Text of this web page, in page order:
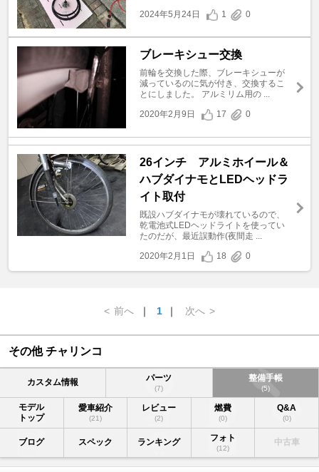
2024年5月24日
1 0
ブレーキシュー交換
前輪を交換した際、ブレーキシューが
減っているのに気が付き、交換するこ
とにしました。 アルミリム用の ...
2020年2月9日
17 0
26インチ アルミホイール＆
ハブダイナモとLEDヘッドラ
イト取付
既設ハブダイナモが壊れているので、
乾電池式LEDヘッドライトを使ってい
たのだが、最近誤動作(夜間走 ...
2020年2月1日
18 0
< 前へ ｜ 1 ｜ 次へ >
その他 チャリンコ
カスタム情報 パーツ
(7)
整備手帳
(5)
モデル
トップ
愛車紹介
(21)
レビュー
(2)
燃費
(0)
Q&A
(0)
ブログ スペック ランキング フォト
(12)
中古車